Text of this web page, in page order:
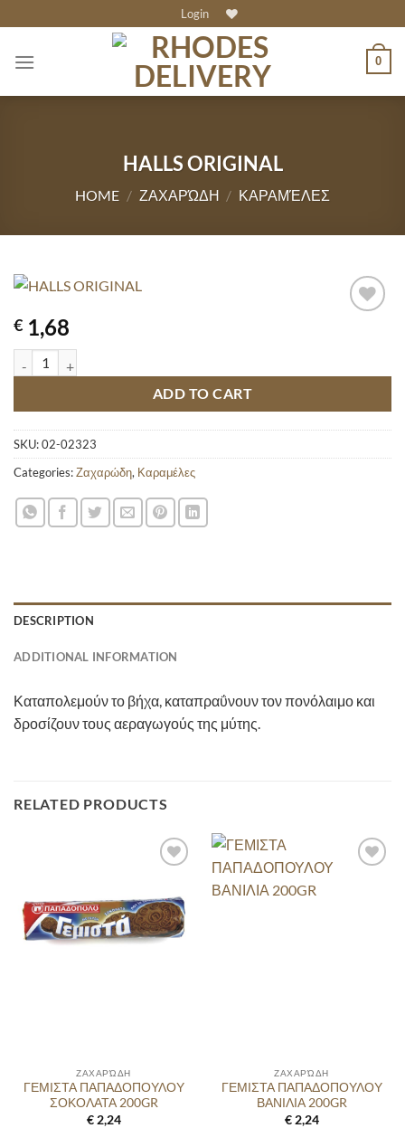
to
content
Login
0
HALLS ORIGINAL
HOME / ΖΑΧΑΡΏΔΗ / ΚΑΡΑΜΈΛΕΣ
€ 1,68
HALLS ORIGINAL quantity
ADD TO CART
SKU:02-02323
Categories:Ζαχαρώδη, Καραμέλες
DESCRIPTION
ADDITIONAL INFORMATION
Καταπολεμούν το βήχα, καταπραΰνουν τον πονόλαιμο και
δροσίζουν τους αεραγωγούς της μύτης.
RELATED PRODUCTS
ΖΑΧΑΡΏΔΗ
ΓΕΜΙΣΤΑ ΠΑΠΑΔΟΠΟΥΛΟΥ
ΣΟΚΟΛΑΤΑ 200GR
€2,24
ΖΑΧΑΡΏΔΗ
ΓΕΜΙΣΤΑ ΠΑΠΑΔΟΠΟΥΛΟΥ
ΒΑΝΙΛΙΑ 200GR
€2,24